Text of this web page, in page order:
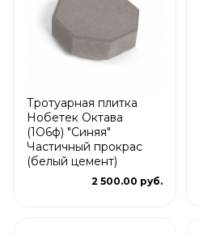
Тротуарная плитка
Нобетек Октава
(1О6ф) "Синяя"
Частичный прокрас
(белый цемент)
2 500.00 руб.